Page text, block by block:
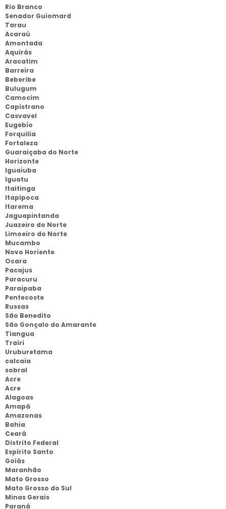
Rio Branco
Senador Guiomard
Tarau
Acaraú
Amontada
Aquirás
Aracatim
Barreira
Beberibe
Bulugum
Camocim
Capistrano
Casvavel
Eugebio
Forquilia
Fortaleza
Guaraiçaba do Norte
Horizonte
Iguaiuba
Iguatu
Itaitinga
Itapipoca
Itarema
Jaguapintanda
Juazeiro do Norte
Limoeiro do Norte
Mucambo
Novo Horiente
Ocara
Pacajus
Paracuru
Paraipaba
Pentecoste
Russas
São Benedito
São Gonçalo do Amarante
Tiangua
Trairi
Uruburetama
calcaia
sobral
Acre
Acre
Alagoas
Amapá
Amazonas
Bahia
Ceará
Distrito Federal
Espírito Santo
Goiás
Maranhão
Mato Grosso
Mato Grosso do Sul
Minas Gerais
Paraná